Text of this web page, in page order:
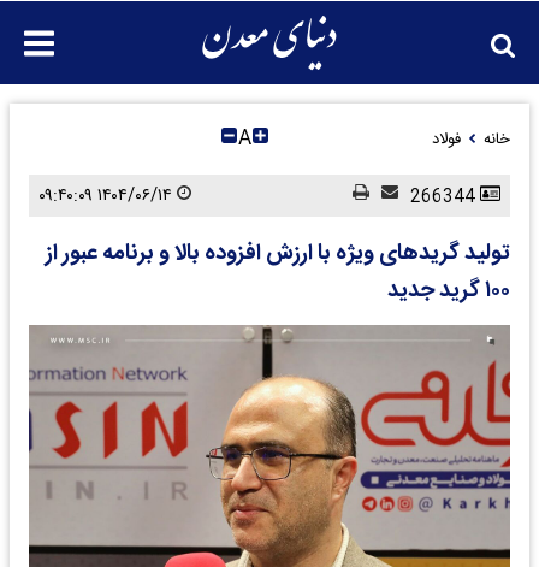
خانه فولاد A
تولید گریدهای ویژه با ارزش افزوده بالا و برنامه عبور از
۱۰۰ گرید جدید